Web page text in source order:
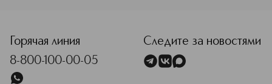
Горячая линия
8-800-100-00-05
Следите за новостями